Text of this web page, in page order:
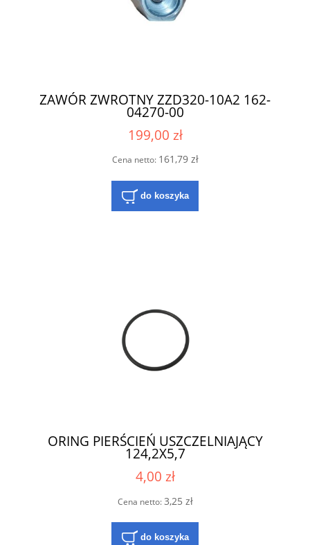
ZAWÓR ZWROTNY ZZD320-10A2 162-
04270-00
199,00 zł
Cena netto: 161,79 zł
do koszyka
ORING PIERŚCIEŃ USZCZELNIAJĄCY
124,2X5,7
4,00 zł
Cena netto:3,25 zł
do koszyka